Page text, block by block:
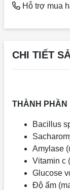
Hỗ trợ mua
CHI TIẾT
THÀNH PHẦN
Bacillus
Vitamin
Độ ẩm